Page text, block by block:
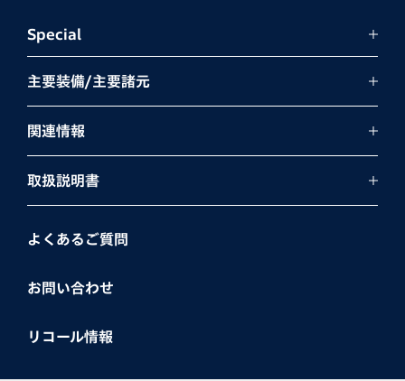
Special
主要装備/主要諸元
関連情報
取扱説明書
よくあるご質問
お問い合わせ
リコール情報